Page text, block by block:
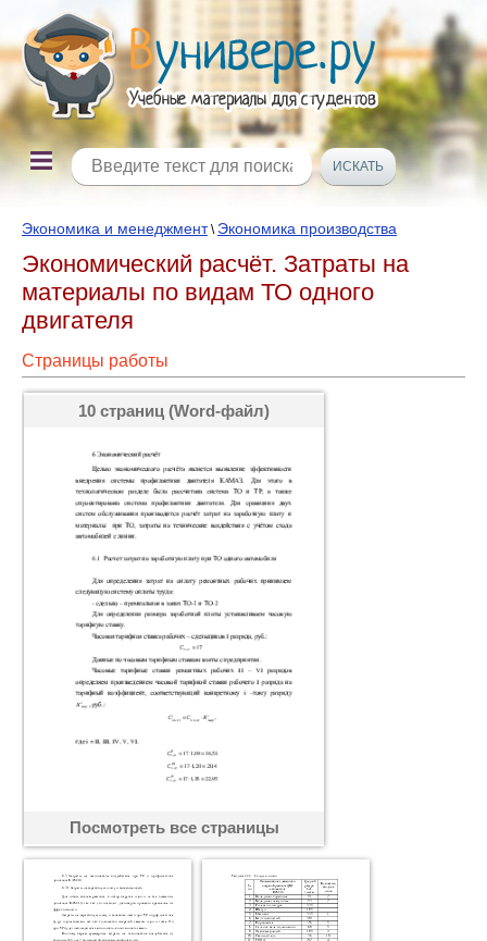
Экономика и менеджмент\ Экономика производства
Экономический расчёт. Затраты на
материалы по видам ТО одного
двигателя
Страницы работы
10 страниц (Word-файл)
Посмотреть все страницы